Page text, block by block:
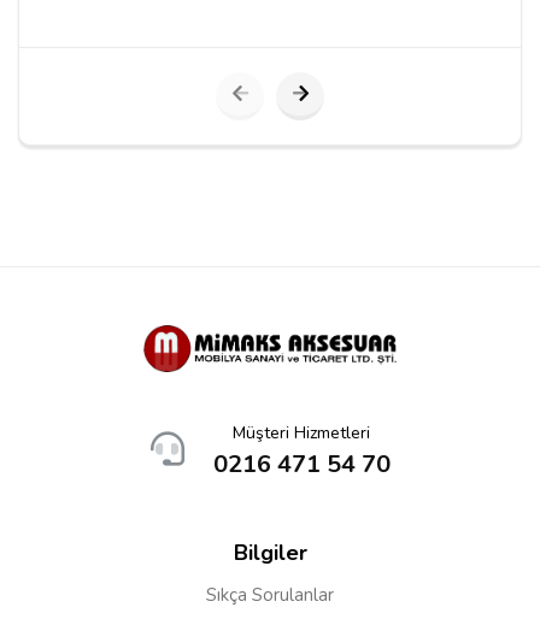
Müşteri Hizmetleri
0216 471 54 70
Bilgiler
Sıkça Sorulanlar